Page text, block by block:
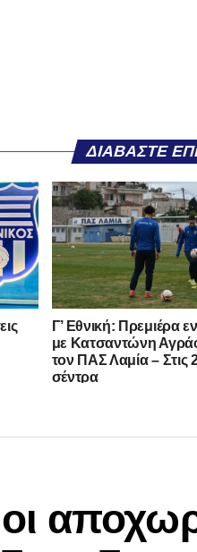
ΔΙΑΒΆΣΤΕ
Γ’ Εθνική: Πρεμιέρα
με Κατσαντώνη
τον ΠΑΣ Λαμία – Στις
σέντρα
οι